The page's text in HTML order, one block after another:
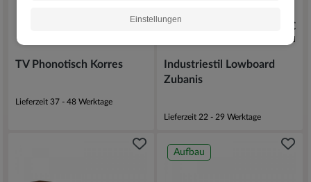
Einstellungen
TV Phonotisch Korres
Lieferzeit 37 - 48 Werktage
629,00 €
inkl. Versand
Industriestil Lowboard
Zubanis
Lieferzeit 22 - 29 Werktage
Aufbau